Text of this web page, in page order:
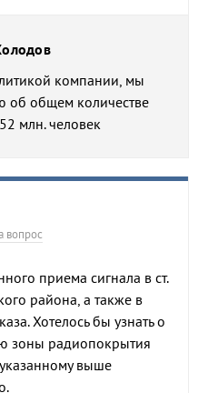
компании, мы
об общем количестве
млн. человек
вопрос
приема сигнала в ст.
района, а также в
Хотелось бы узнать о
зоны радиопокрытия
выше